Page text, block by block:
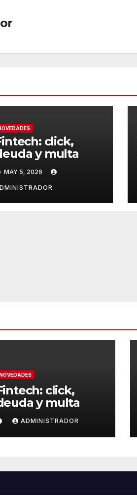
click,
y multa
MAY 5, 2026
NOVEDADES
click,
y multa
ADMINISTRADOR